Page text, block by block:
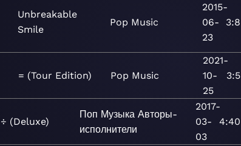
Unbreakable
Smile
Pop Music
2015-
06-
23
3:8
= (Tour Edition) Pop Music
2021-
10-
25
3:5
÷ (Deluxe)
Поп Музыка Авторы-
исполнители
2017-
03-
03
4:40